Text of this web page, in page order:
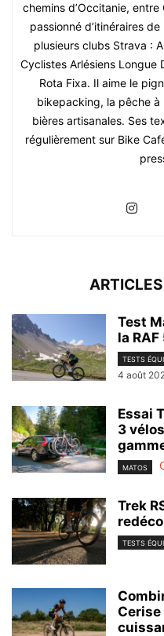
chemins d’Occitanie,
passionné d’itinéraires
plusieurs clubs Strava :
Cyclistes Arlésiens Longue
Rota Fixa. Il aime le
bikepacking, la pêche à
bières artisanales. Ses
régulièrement sur Bike
Test
la
TESTS
4 août
Essai
3
MATOS
Trek
TESTS